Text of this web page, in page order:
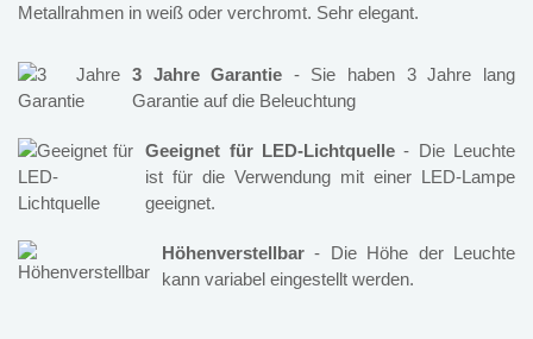
Metallrahmen in weiß oder verchromt. Sehr elegant.
3 Jahre Garantie - Sie haben 3 Jahre lang
Garantie auf die Beleuchtung
Geeignet für LED-Lichtquelle - Die Leuchte
ist für die Verwendung mit einer LED-Lampe
geeignet.
Höhenverstellbar - Die Höhe der Leuchte
kann variabel eingestellt werden.